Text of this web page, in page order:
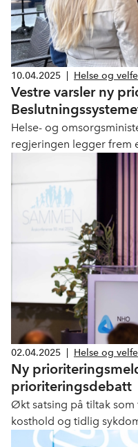
10.04.2025 Helse og
Vestre varsler ny
helsereform
Helse- og
regjeringen legger frem
Geneo, roser Vestre for
sammenheng, men er
nasjonalt råd for
02.04.2025 Helse og
Ny
prioriteringsdebatt
Økt satsing på tiltak som
kosthold og tidlig
forbedre livskvaliteten